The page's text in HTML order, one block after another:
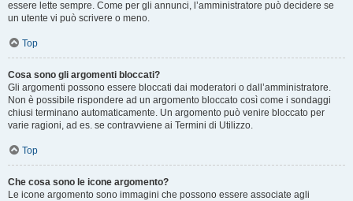
essere lette sempre. Come per gli annunci, l’amministratore può decidere se
un utente vi può scrivere o meno.
Top
Cosa sono gli argomenti bloccati?
Gli argomenti possono essere bloccati dai moderatori o dall’amministratore.
Non è possibile rispondere ad un argomento bloccato così come i sondaggi
chiusi terminano automaticamente. Un argomento può venire bloccato per
varie ragioni, ad es. se contravviene ai Termini di Utilizzo.
Top
Che cosa sono le icone argomento?
Le icone argomento sono immagini che possono essere associate agli